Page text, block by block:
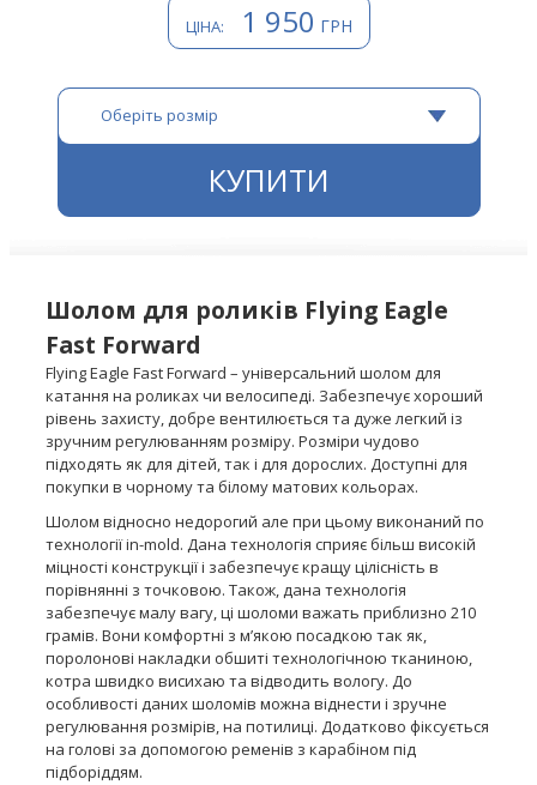
ЦІНА: 1 950 ГРН
Оберіть розмір
КУПИТИ
Шолом для роликів Flying Eagle
Fast Forward
Flying Eagle Fast Forward – універсальний шолом для
катання на роликах чи велосипеді. Забезпечує хороший
рівень захисту, добре вентилюється та дуже легкий із
зручним регулюванням розміру. Розміри чудово
підходять як для дітей, так і для дорослих. Доступні для
покупки в чорному та білому матових кольорах.
Шолом відносно недорогий але при цьому виконаний по
технології in-mold. Дана технологія сприяє більш високій
міцності конструкції і забезпечує кращу цілісність в
порівнянні з точковою. Також, дана технологія
забезпечує малу вагу, ці шоломи важать приблизно 210
грамів. Вони комфортні з м’якою посадкою так як,
поролонові накладки обшиті технологічною тканиною,
котра швидко висихаю та відводить вологу. До
особливості даних шоломів можна віднести і зручне
регулювання розмірів, на потилиці. Додатково фіксується
на голові за допомогою ременів з карабіном під
підборіддям.